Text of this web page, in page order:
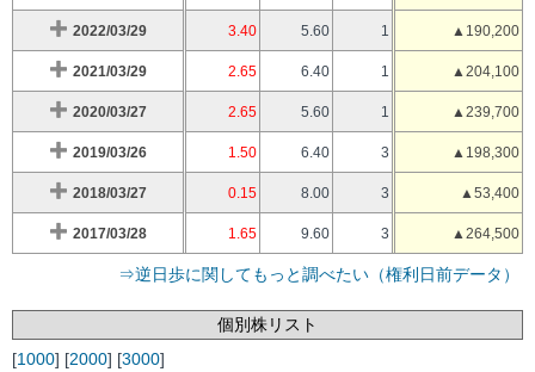
2022/03/29 3.40 5.60 1 ▲190,200
2021/03/29 2.65 6.40 1 ▲204,100
2020/03/27 2.65 5.60 1 ▲239,700
2019/03/26 1.50 6.40 3 ▲198,300
2018/03/27 0.15 8.00 3 ▲53,400
2017/03/28 1.65 9.60 3 ▲264,500
⇒逆日歩に関してもっと調べたい（権利日前データ）
個別株リスト
[1000] [2000] [3000]